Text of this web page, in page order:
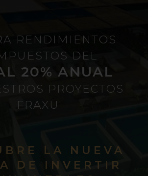
RENDIMIENTOS
DEL
20% ANUAL
PROYECTOS
FRAXU
LA NUEVA
DE INVERTIR